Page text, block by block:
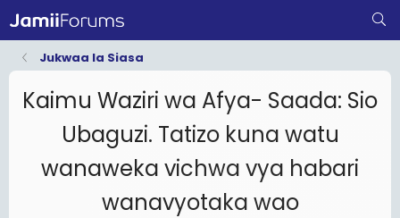
Jukwaa la Siasa
Kaimu Waziri wa Afya- Saada: Sio
Ubaguzi. Tatizo kuna watu
wanaweka vichwa vya habari
wanavyotaka wao